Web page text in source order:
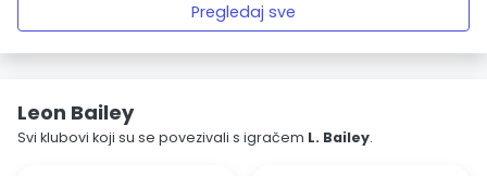
Pregledaj sve
Leon Bailey
Svi klubovi koji su se povezivali s igračem L. Bailey.